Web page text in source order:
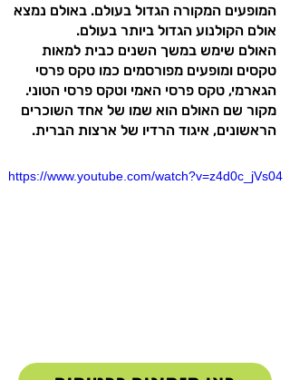
המופעים המקורה הגדול בעולם. באולם נמצא
אולם הקולנוע הגדול ביותר בעולם.
האולם שימש במשך השנים כבית למאות
טקסים ומופעים מפורסמים כמו טקס פרסי
הגארמי, טקס פרסי האמי וטקס פרסי הטוני.
מקור שם האולם הוא שמו של אחד השוכרים
הראשונים, איגוד הרדיו של ארצות הברית.
https://www.youtube.com/watch?v=z4d0c_jVs04